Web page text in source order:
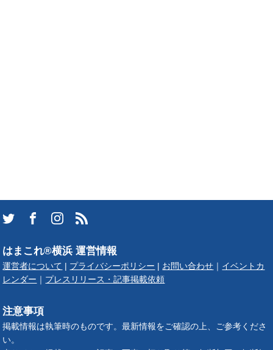
はまこれ®横浜 運営情報
運営者について | プライバシーポリシー | お問い合わせ ｜ イベントカ
レンダー ｜ プレスリリース・記事掲載依頼
注意事項
掲載情報は執筆時のものです。最新情報をご確認の上、ご参考くださ
い。